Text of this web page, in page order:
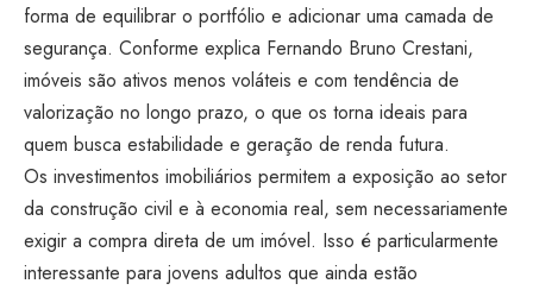
forma de equilibrar o portfólio e adicionar uma camada de
segurança. Conforme explica Fernando Bruno Crestani,
imóveis são ativos menos voláteis e com tendência de
valorização no longo prazo, o que os torna ideais para
quem busca estabilidade e geração de renda futura.
Os investimentos imobiliários permitem a exposição ao setor
da construção civil e à economia real, sem necessariamente
exigir a compra direta de um imóvel. Isso é particularmente
interessante para jovens adultos que ainda estão